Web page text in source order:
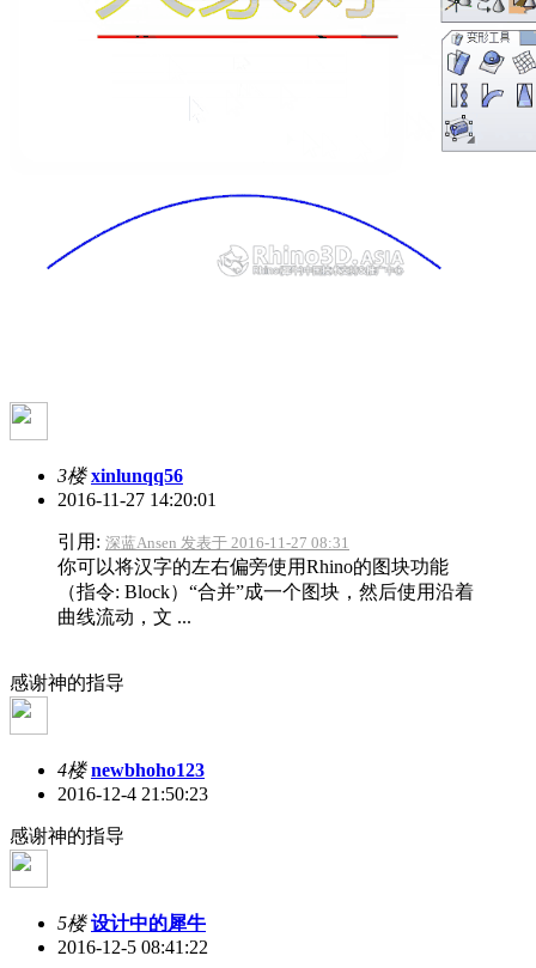
3楼 xinlunqq56
2016-11-27 14:20:01
引用: 深蓝Ansen 发表于 2016-11-27 08:31
你可以将汉字的左右偏旁使用Rhino的图块功能
（指令: Block）“合并”成一个图块，然后使用沿着
曲线流动，文 ...
感谢神的指导
4楼 newbhoho123
2016-12-4 21:50:23
感谢神的指导
5楼 设计中的犀牛
2016-12-5 08:41:22